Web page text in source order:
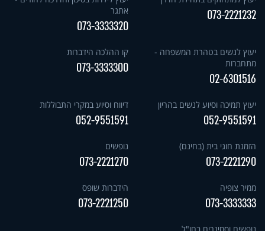
073-2221232
אתגר
073-3333320
יעוץ לנשים בטהרת המשפחה -
מתחברות
02-6301516
קו ההלכה הידברות
073-3333300
יעוץ תמיכה וסיוע לנשים בהריון
052-9551591
דיווח וסיוע במקרי התבוללות
052-9551591
הזמנת חוגי בית (בחינם)
073-2221290
נופשים
073-2221270
ממיר צופיה
073-3333333
הידברות שופס
073-2221250